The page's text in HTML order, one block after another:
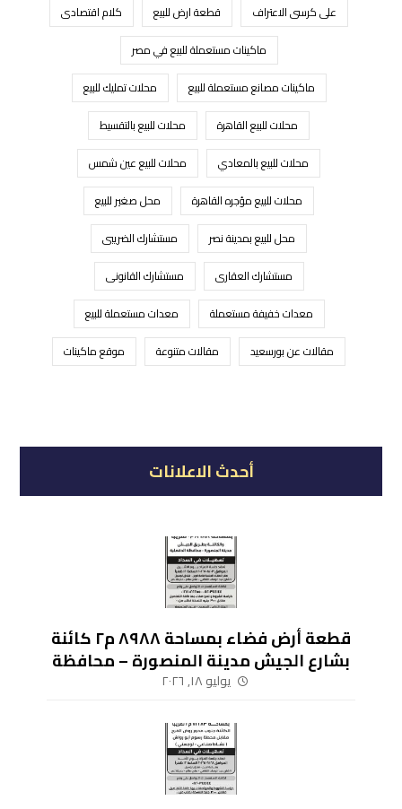
على كرسى الاعتراف قطعة ارض للبيع
كلام اقتصادى
ماكينات مستعملة للبيع في مصر
ماكينات مصانع مستعملة للبيع
محلات تمليك للبيع
محلات للبيع القاهرة
محلات للبيع بالتقسيط
محلات للبيع بالمعادي
محلات للبيع عين شمس
محلات للبيع مؤجره القاهرة
محل صغير للبيع
محل للبيع بمدينة نصر
مستشارك الضريبى
مستشارك العقارى
مستشارك القانونى
معدات خفيفة مستعملة
معدات مستعملة للبيع
مقالات عن بورسعيد
مقالات متنوعة موقع ماكينات
أحدث الاعلانات
قطعة أرض فضاء بمساحة ٨٩٨٨ م٢ كائنة
بشارع الجيش مدينة المنصورة – محافظة
الدقهلية
يوليو ١٨, ٢٠٢٦